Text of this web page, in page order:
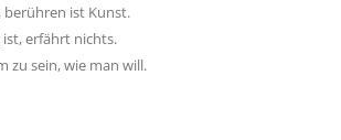
berühren ist Kunst.
erfährt nichts.
zu sein, wie man will.